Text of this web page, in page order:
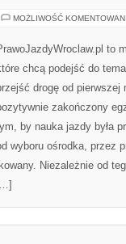
MOŻLIWOŚĆ
to
chcą podejść do
drogę od pierwszej
zakończony
by nauka jazdy była
wyboru ośrodka, przez
Niezależnie od